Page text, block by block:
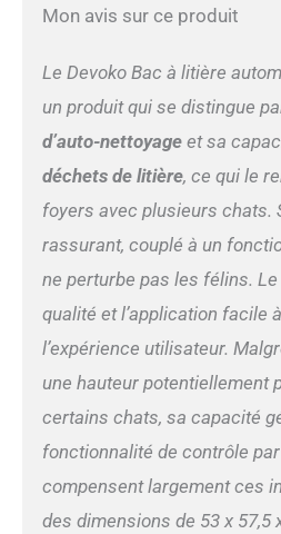
cette
pour
pesant
mois
parfait
plus
4
radar
une
réel.
de
Mon avis sur ce produit
Le Devoko Bac à litière
un produit qui se distingue
d’auto-nettoyageet sa
déchets de litière, ce qui le
foyers avec plusieurs chats.
rassurant, couplé à un
ne perturbe pas les félins.
qualité et l’application facile
l’expérience utilisateur.
une hauteur potentiellement
certains chats, sa capacité
fonctionnalité de contrôle
compensent largement ces
des dimensions de 53 x 57,5